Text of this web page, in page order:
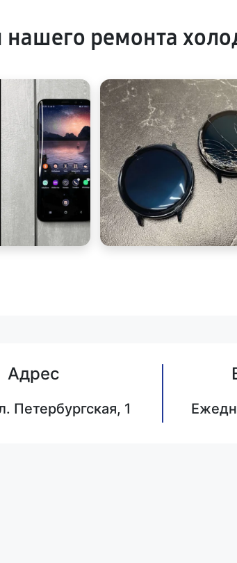
ремонта
Адрес
Петербургская, 1